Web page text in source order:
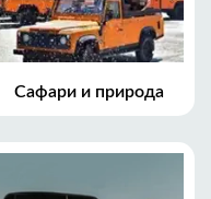
Сафари и природа